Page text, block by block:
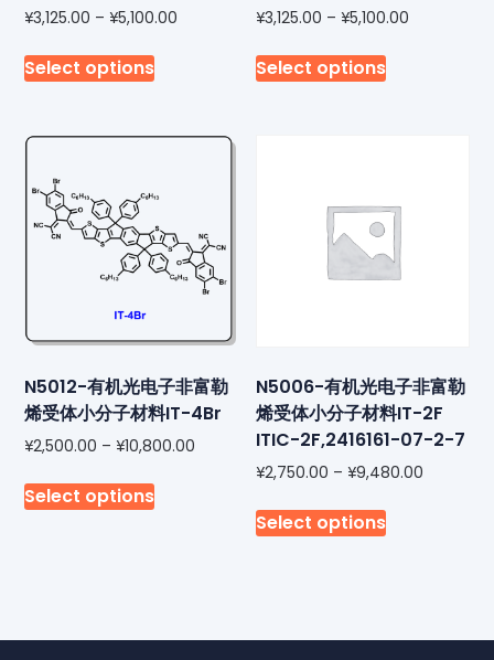
¥3,125.00 – ¥5,100.00
Select options
¥3,125.00 – ¥5,100.00
Select options
N5012-有机光电子非富勒
烯受体小分子材料IT-4Br
¥2,500.00 – ¥10,800.00
Select options
N5006-有机光电子非富勒
烯受体小分子材料IT-2F
ITIC-2F,2416161-07-2-7
¥2,750.00 – ¥9,480.00
Select options